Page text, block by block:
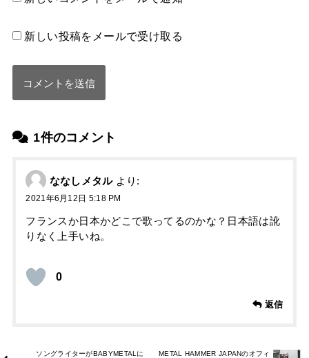
1件のコメント
ななしメタル より:
2021年6月12日 5:18 PM
フランスか日本かどこで歌ってるのかな？日本語は訛
りなく上手いね。
0
返信
新しい投稿をメールで受け取る
ソングライターがBABYMETALに
METAL HAMMER JAPANのオフィ